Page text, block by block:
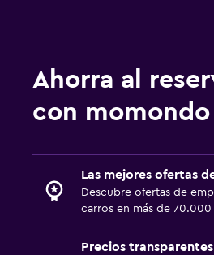
Ahorra al
con momondo
Las mejores ofertas
Descubre ofertas de
carros en más de 70.000
Precios transparentes